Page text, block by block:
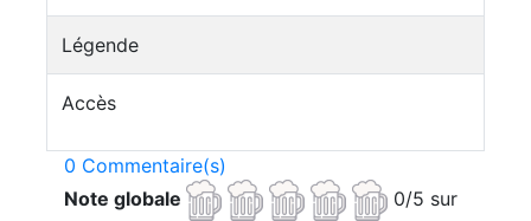
Légende
Accès
0 Commentaire(s)
Note globale
0/5 sur